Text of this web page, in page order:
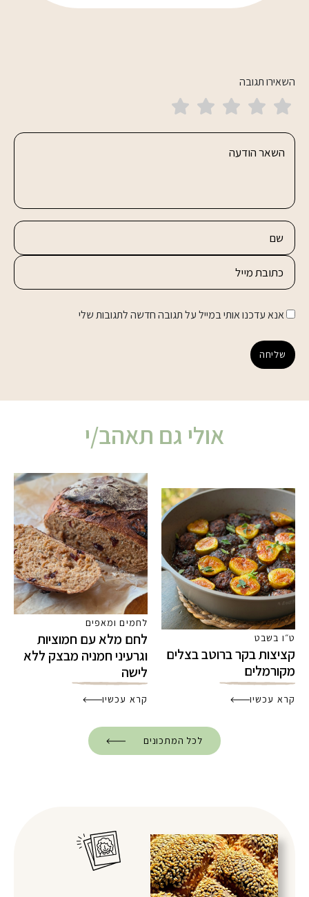
השאירו תגובה
אנא עדכנו אותי במייל על תגובה חדשה לתגובות שלי
שליחה
אולי גם תאהב/י
ט״ו בשבט
קציצות בקר ברוטב בצלים
מקורמלים
קרא עכשיו
לחמים ומאפים
לחם מלא עם חמוציות
וגרעיני חמניה מבצק ללא
לישה
קרא עכשיו
לכל המתכונים